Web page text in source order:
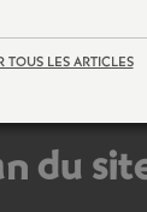
TOUS LES ARTICLES
du